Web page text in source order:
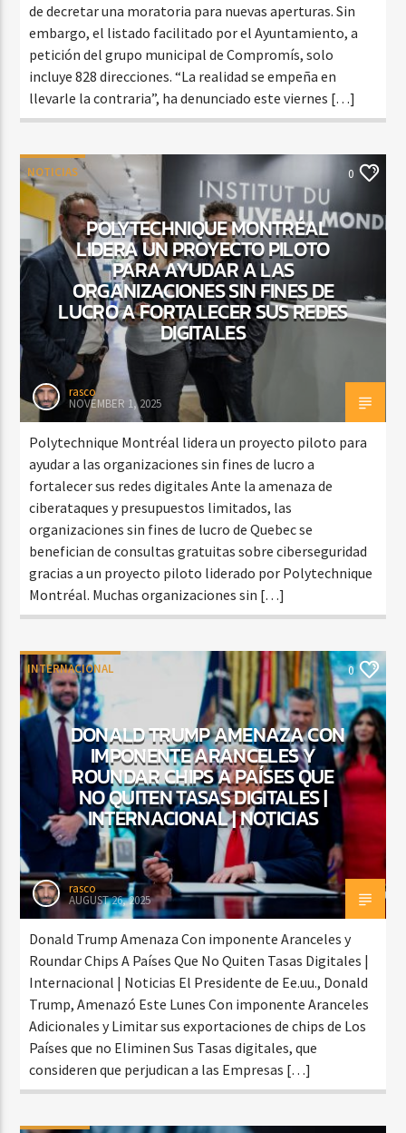
de decretar una moratoria para nuevas aperturas. Sin
embargo, el listado facilitado por el Ayuntamiento, a
petición del grupo municipal de Compromís, solo
incluye 828 direcciones. “La realidad se empeña en
llevarle la contraria”, ha denunciado este viernes […]
NOTICIAS 0
POLYTECHNIQUE MONTRÉAL
LIDERA UN PROYECTO PILOTO
PARA AYUDAR A LAS
ORGANIZACIONES SIN FINES DE
LUCRO A FORTALECER SUS REDES
DIGITALES
rasco
NOVEMBER 1, 2025
Polytechnique Montréal lidera un proyecto piloto para
ayudar a las organizaciones sin fines de lucro a
fortalecer sus redes digitales Ante la amenaza de
ciberataques y presupuestos limitados, las
organizaciones sin fines de lucro de Quebec se
benefician de consultas gratuitas sobre ciberseguridad
gracias a un proyecto piloto liderado por Polytechnique
Montréal. Muchas organizaciones sin […]
INTERNACIONAL 0
DONALD TRUMP AMENAZA CON
IMPONENTE ARANCELES Y
ROUNDAR CHIPS A PAÍSES QUE
NO QUITEN TASAS DIGITALES |
INTERNACIONAL | NOTICIAS
rasco
AUGUST 26, 2025
Donald Trump Amenaza Con imponente Aranceles y
Roundar Chips A Países Que No Quiten Tasas Digitales |
Internacional | Noticias El Presidente de Ee.uu., Donald
Trump, Amenazó Este Lunes Con imponente Aranceles
Adicionales y Limitar sus exportaciones de chips de Los
Países que no Eliminen Sus Tasas digitales, que
consideren que perjudican a las Empresas […]